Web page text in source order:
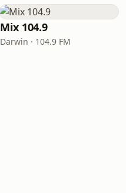
Mix 104.9
Darwin · 104.9 FM